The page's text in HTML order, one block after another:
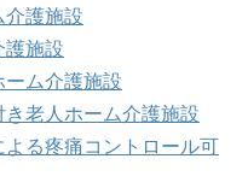
介護施設
施設
ム介護施設
老人ホーム介護施設
る疼痛コントロール可